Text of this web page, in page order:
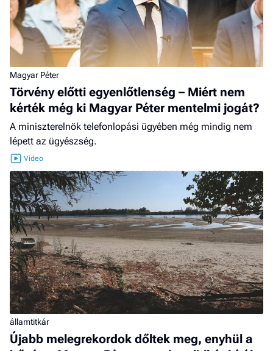
Magyar Péter
Törvény előtti egyenlőtlenség – Miért nem
kérték még ki Magyar Péter mentelmi jogát?
A miniszterelnök telefonlopási ügyében még mindig nem
lépett az ügyészség.
államtitkár
Újabb melegrekordok dőltek meg, enyhül a